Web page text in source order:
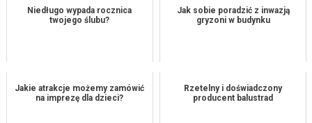
Niedługo wypada rocznica
twojego ślubu?
Jak sobie poradzić z inwazją
gryzoni w budynku
Jakie atrakcje możemy zamówić
na imprezę dla dzieci?
Rzetelny i doświadczony
producent balustrad